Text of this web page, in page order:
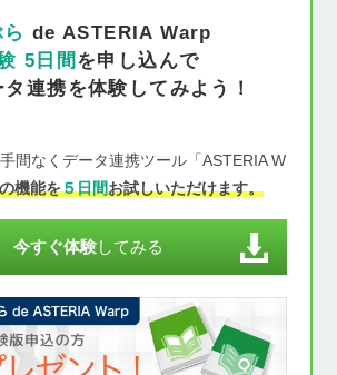
de ASTERIA Warp
5日間 を申し込んで
連携を体験してみよう！
間なくデータ連携ツール「ASTERIA W
機能を５日間お試しいただけます。
今すぐ体験してみる